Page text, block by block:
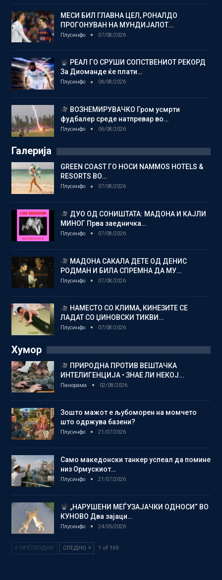
МЕСИ БИЛ ГЛАВНА ЦЕЛ, РОНАЛДО
ПРОГОНУВАН НА МУНДИЈАЛОТ…
Плусинфо 07/08/2026
РЕАЛ ГО СРУШИ СОПСТВЕНИОТ РЕКОРД
За Диоманде ќе плати…
Плусинфо 06/08/2026
ВОЗНЕМИРУВАЧКО Гром усмрти
фудбалер среде натпревар во…
Плусинфо 06/08/2026
Галерија
GREEN COAST ГО НОСИ NAMMOS HOTELS &
RESORTS ВО…
Плусинфо 07/08/2026
ДУО ОД СОНИШТАТА: МАДОНА И КАЈЛИ
МИНОГ Прва заедничка…
Плусинфо 07/08/2026
МАДОНА САКАЛА ДЕТЕ ОД ДЕНИС
РОДМАН И БИЛА СПРЕМНА ДА МУ…
Плусинфо 07/08/2026
НАМЕСТО СО КЛИМА, КИНЕЗИТЕ СЕ
ЛАДАТ СО ЏИНОВСКИ ТИКВИ…
Плусинфо 07/08/2026
Хумор
ПРИРОДНА ПРОТИВ ВЕШТАЧКА
ИНТЕЛИГЕНЦИЈА • ЗНАЕ ЛИ НЕКОЈ…
Панорама 02/08/2026
Зошто мажот е љубоморен на момчето
што одржува базени?
Плусинфо 21/07/2026
Само македонски танкер успеал да помине
низ Ормускиот…
Плусинфо 21/07/2026
„НАРУШЕНИ МЕЃУЗАЈАЧКИ ОДНОСИ“ ВО
КУНОВО Два зајаци…
Плусинфо 24/05/2026
ПРЕТХОДНО СЛЕДНО 1 of 169